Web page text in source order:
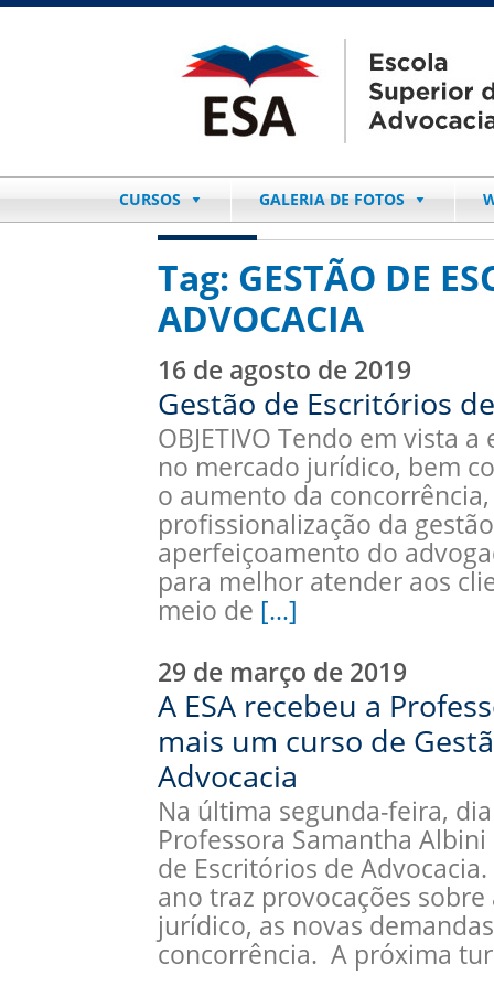
CURSOS GALERIA DE FOTOS
Tag: GESTÃO DE
ADVOCACIA
16 de agosto de 2019
Gestão de Escritórios
OBJETIVO Tendo em vista
no mercado jurídico, bem
o aumento da
profissionalização da
aperfeiçoamento do
para melhor atender aos
meio de […]
29 de março de 2019
A ESA recebeu a
mais um curso de
Advocacia
Na última segunda-feira,
Professora Samantha
de Escritórios de
ano traz provocações
jurídico, as novas
concorrência. A próxima